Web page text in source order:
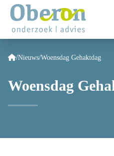
/Nieuws/Woensdag Gehaktdag
Woensdag